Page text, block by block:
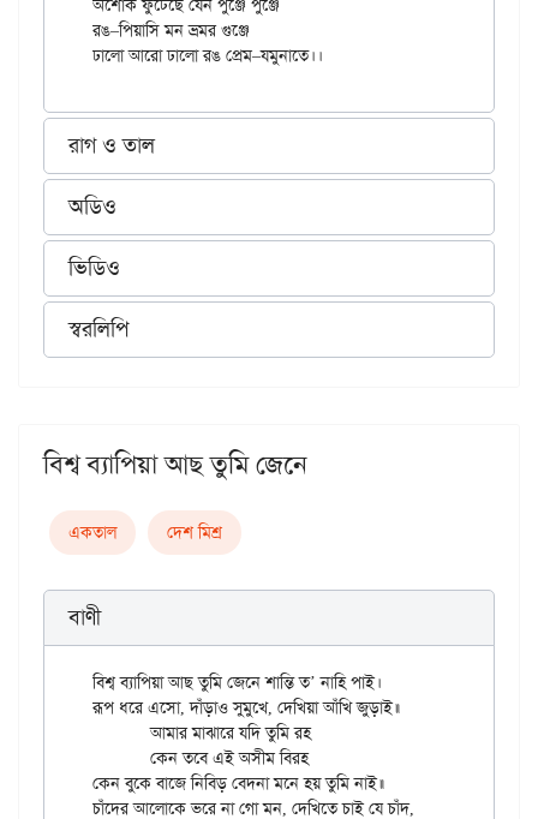
অশোক ফুটেছে যেন পুঞ্জে পুঞ্জে
রঙ–পিয়াসি মন ভ্রমর গুঞ্জে
রাগ ও তাল
অডিও
ভিডিও
স্বরলিপি
বিশ্ব ব্যাপিয়া আছ তুমি জেনে
একতাল দেশ মিশ্র
বাণী
বিশ্ব ব্যাপিয়া আছ তুমি জেনে শান্তি ত’ নাহি পাই।
রূপ ধরে এসো, দাঁড়াও সুমুখে, দেখিয়া আঁখি জুড়াই॥
	আমার মাঝারে যদি তুমি রহ
কেন বুকে বাজে নিবিড় বেদনা মনে হয় তুমি নাই॥
চাঁদের আলোকে ভরে না গো মন, দেখিতে চাই যে চাঁদ,